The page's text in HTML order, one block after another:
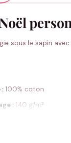
sous le sapin
:100% coton
:140 g/m²